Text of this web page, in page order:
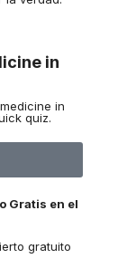
in
in
quiz.
Gratis en el
gratuito